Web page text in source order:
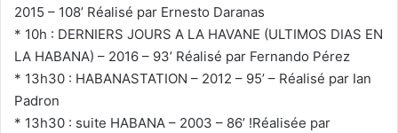
2015 – 108’ Réalisé par Ernesto Daranas
* 10h : DERNIERS JOURS A LA HAVANE (ULTIMOS DIAS EN
LA HABANA) – 2016 – 93’ Réalisé par Fernando Pérez
* 13h30 : HABANASTATION – 2012 – 95’ – Réalisé par Ian
Padron
* 13h30 : suite HABANA – 2003 – 86’ !Réalisée par